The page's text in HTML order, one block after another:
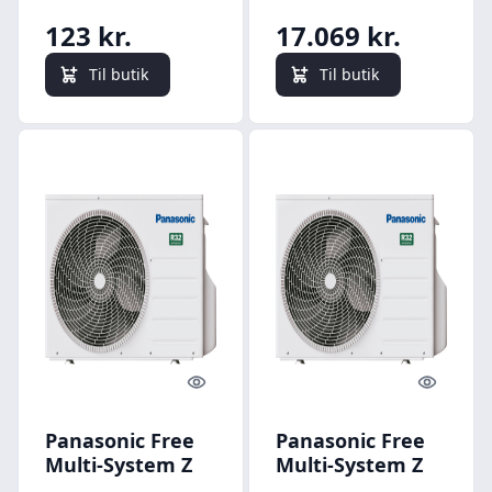
123 kr.
Til butik
rum, udedel, 6,8
kW
17.069 kr.
Til butik
Quick look
Panasonic Free
Multi-System Z
Quick
Panasonic Free
Multi-System Z